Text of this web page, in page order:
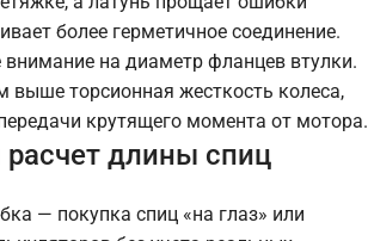
более герметичное соединение.
внимание на диаметр фланцев втулки.
выше торсионная жесткость колеса,
крутящего момента от мотора.
расчет длины спиц
— покупка спиц «на глаз» или